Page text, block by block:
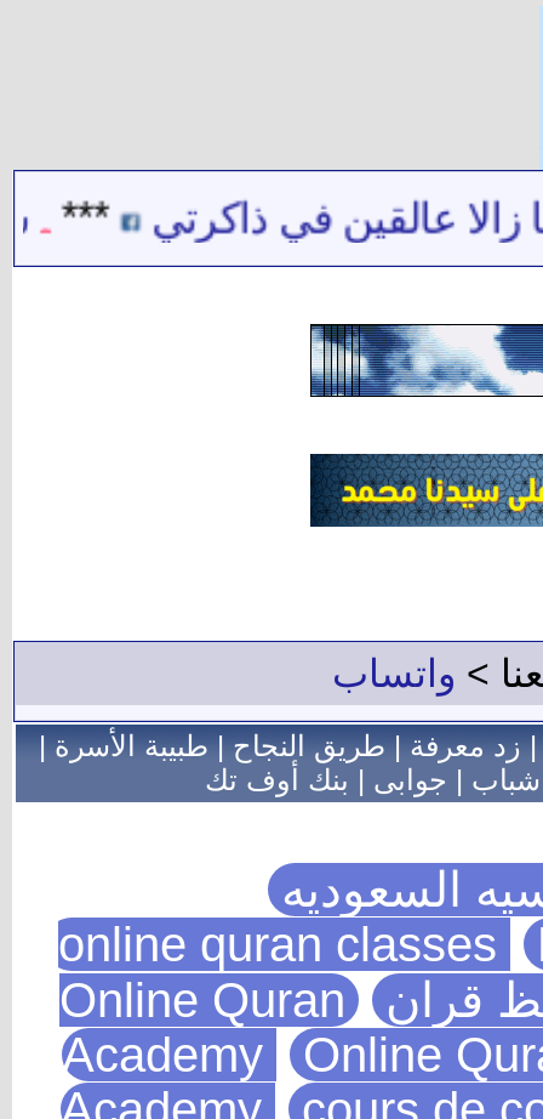
في ذاكرتي *** شيخ
> واتساب
زد معرفة|طريق النجاح|طبيبة الأسرة|
شباب | جوابى | بنك أوف تك
السعوديه
قران Online Quran
Academy Online